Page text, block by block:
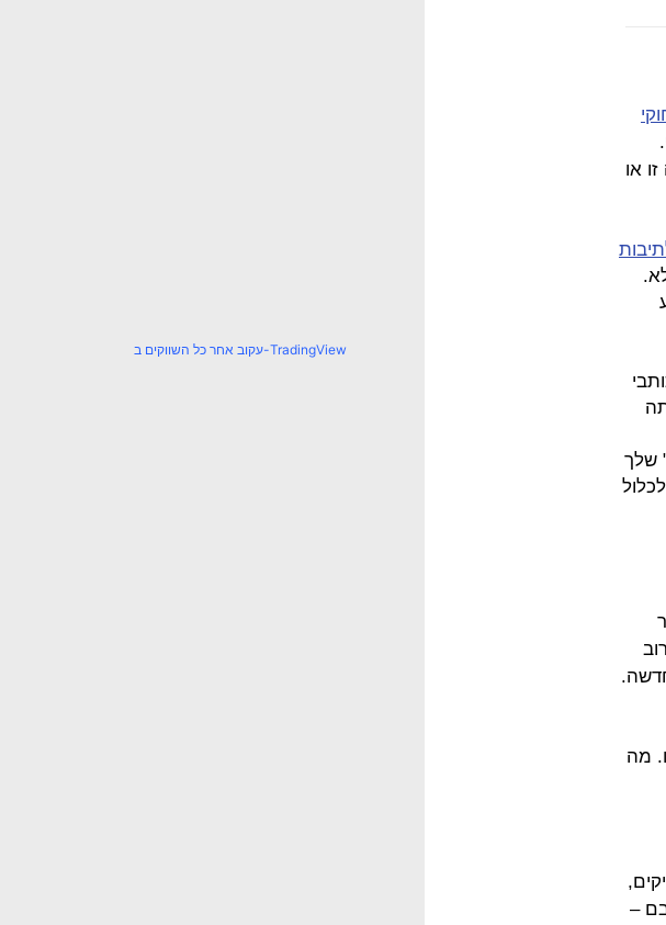
ברמה זו או
שלך
מה
–
עקוב אחר כל השווקים ב-TradingView